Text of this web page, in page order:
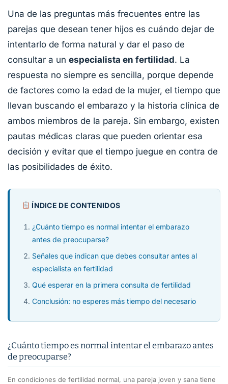
Una de las preguntas más frecuentes entre las
parejas que desean tener hijos es cuándo dejar de
intentarlo de forma natural y dar el paso de
consultar a un especialista en fertilidad. La
respuesta no siempre es sencilla, porque depende
de factores como la edad de la mujer, el tiempo que
llevan buscando el embarazo y la historia clínica de
ambos miembros de la pareja. Sin embargo, existen
pautas médicas claras que pueden orientar esa
decisión y evitar que el tiempo juegue en contra de
las posibilidades de éxito.
ÍNDICE DE CONTENIDOS
¿Cuánto tiempo es normal intentar el embarazo
antes de preocuparse?
Señales que indican que debes consultar antes al
especialista en fertilidad
Qué esperar en la primera consulta de fertilidad
Conclusión: no esperes más tiempo del necesario
¿Cuánto tiempo es normal intentar el embarazo antes
de preocuparse?
En condiciones de fertilidad normal, una pareja joven y sana tiene